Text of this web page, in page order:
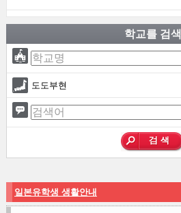
학교를 검색
도도부현
일본유학생 생활안내